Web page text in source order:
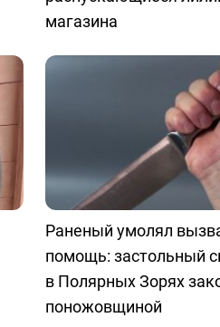
магазина
Раненый умолял
помощь: застольный
в Полярных Зорях
поножовщиной